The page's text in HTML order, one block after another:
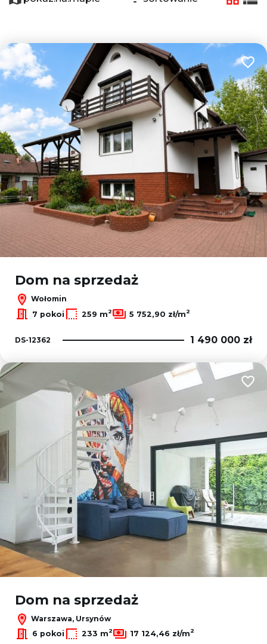
tabela
Dom na sprzedaż
Wołomin
7 pokoi
259 m2 5 752,90 zł/m2
DS-12362 1 490 000 zł
Dom na sprzedaż
Warszawa, Ursynów
6 pokoi
233 m2 17 124,46 zł/m2